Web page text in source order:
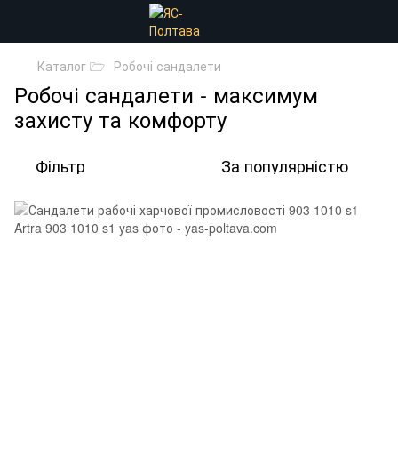
Каталог 🗁 Робочі сандалети
Робочі сандалети - максимум
захисту та комфорту
Фільтр За популярністю